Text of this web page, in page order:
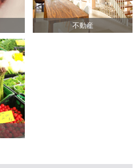
不動産